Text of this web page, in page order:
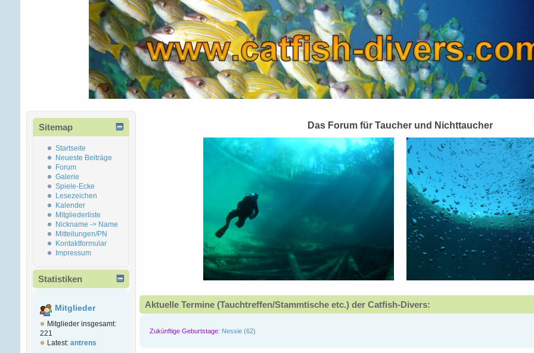
Sitemap
Startseite
Neueste Beiträge
Forum
Galerie
Spiele-Ecke
Lesezeichen
Kalender
Mitgliederliste
Nickname -> Name
Mitteilungen/PN
Kontaktformular
Impressum
Statistiken
Mitglieder
Mitglieder insgesamt:
221
Latest: antrens
Das Forum für Taucher und Nichttaucher
Aktuelle Termine (Tauchtreffen/Stammtische etc.) der Catfish-Divers:
Zukünftige Geburtstage: Nessie (62)